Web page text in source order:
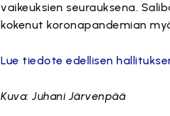
vaikeuksien seurauksena.
kokenut koronapandemian
Lue tiedote edellisen
Kuva: Juhani Järvenpää